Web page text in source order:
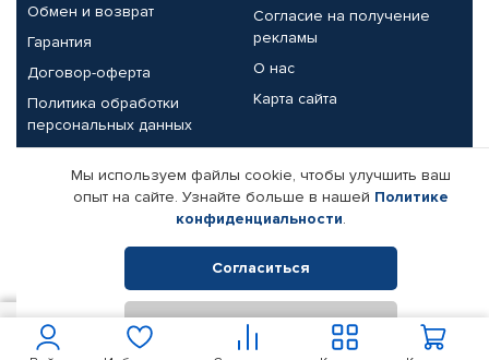
Обмен и возврат
Гарантия
Договор-оферта
Политика обработки
персональных данных
Согласие на получение
рекламы
О нас
Карта сайта
Партнерам
Корпоративным клиентам
Поставщикам
Реквизиты компании
© КАМАЗ ЦЕНТР ДОНЕЦК, 2015-2026. Все права защищены.
Интернет-магазин автомобильных товаров Автопрофи.
Мы используем файлы cookie, чтобы улучшить ваш
опыт на сайте. Узнайте больше в нашей Политике
конфиденциальности.
Согласиться
Отклонить
180 В корзину